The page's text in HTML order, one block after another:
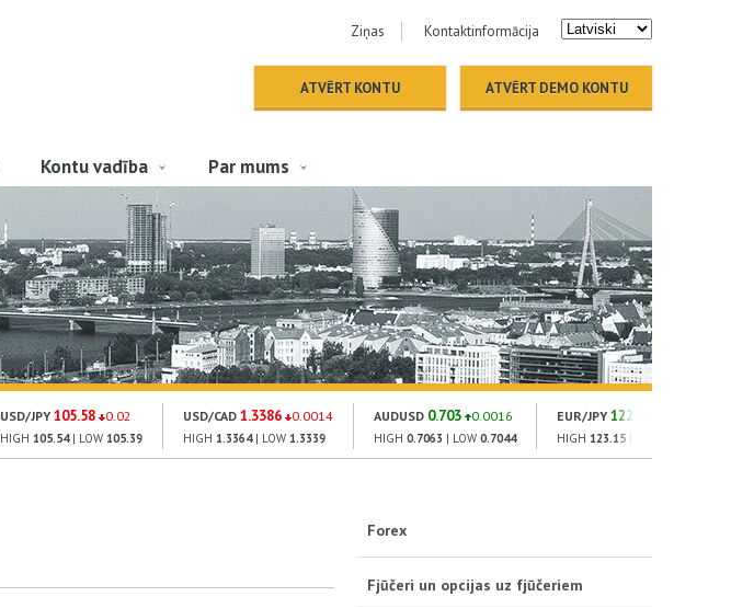
Ziņas Kontaktinformācija
ATVĒRT KONTU ATVĒRT DEMO KONTU
Kontu vadība Par mums
USD/JPY 105.58 0.02
HIGH 105.54| LOW 105.39
USD/CAD 1.3386 0.0014
HIGH 1.3364| LOW 1.3339
AUDUSD 0.703 0.0016
HIGH 0.7063 | LOW 0.7044
EUR/JPY 122.88
HIGH 123.15 | LOW
Forex
Fjūčeri un opcijas uz fjūčeriem